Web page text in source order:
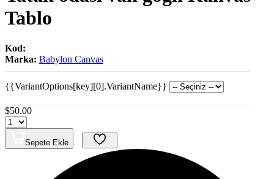
Tablo
Kod:
Marka: Babylon Canvas
{{VariantOptions[key][0].VariantName}}
$50.00
Sepete Ekle